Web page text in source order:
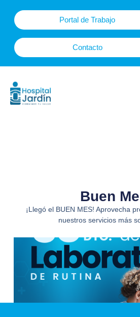
contenido
Portal de Trabajo
Contacto
Buen
¡Llegó el BUEN MES! Aprovecha
nuestros servicios más